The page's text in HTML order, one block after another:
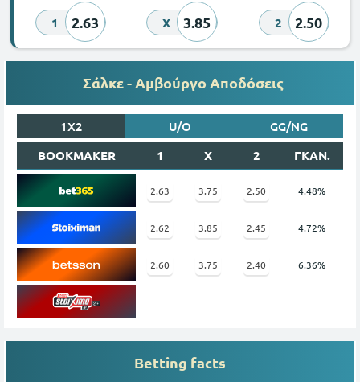
1 2.63 X 3.85 2 2.50
Σάλκε - Αμβούργο Αποδόσεις
1X2 U/O
GG/NG
BOOKMAKER
1 X 2 ΓΚΑΝ.
2.63 3.75 2.50 4.48%
2.62 3.85 2.45 4.72%
2.60 3.75 2.40 6.36%
Betting facts